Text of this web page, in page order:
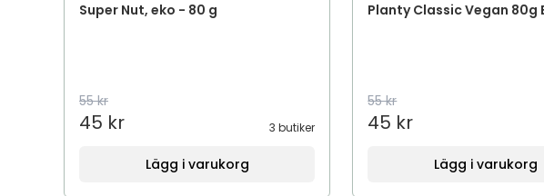
Super Nut, eko - 80 g
55 kr
45 kr 3 butiker
Lägg i varukorg
Planty Classic Vegan 80g
55 kr
45 kr
Lägg i varukorg